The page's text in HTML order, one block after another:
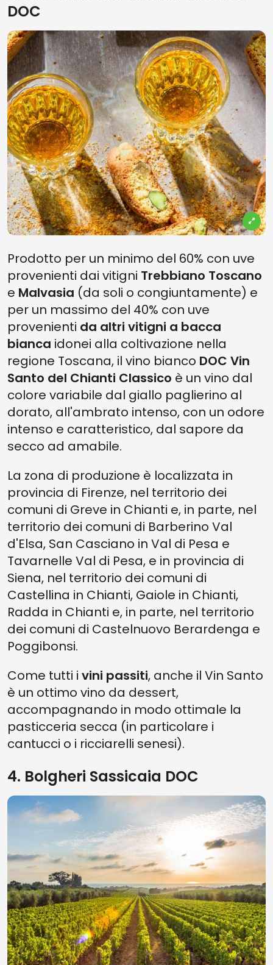
DOC
Prodotto per un minimo del 60% con uve
provenienti dai vitigni Trebbiano Toscano
e Malvasia (da soli o congiuntamente) e
per un massimo del 40% con uve
provenienti da altri vitigni a bacca
bianca idonei alla coltivazione nella
regione Toscana, il vino bianco DOC Vin
Santo del Chianti Classico è un vino dal
colore variabile dal giallo paglierino al
dorato, all'ambrato intenso, con un odore
intenso e caratteristico, dal sapore da
secco ad amabile.
La zona di produzione è localizzata in
provincia di Firenze, nel territorio dei
comuni di Greve in Chianti e, in parte, nel
territorio dei comuni di Barberino Val
d'Elsa, San Casciano in Val di Pesa e
Tavarnelle Val di Pesa, e in provincia di
Siena, nel territorio dei comuni di
Castellina in Chianti, Gaiole in Chianti,
Radda in Chianti e, in parte, nel territorio
dei comuni di Castelnuovo Berardenga e
Poggibonsi.
Come tutti i vini passiti, anche il Vin Santo
è un ottimo vino da dessert,
accompagnando in modo ottimale la
pasticceria secca (in particolare i
cantucci o i ricciarelli senesi).
4. Bolgheri Sassicaia DOC